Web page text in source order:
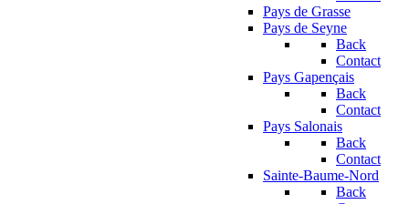
Pays de Grasse
Pays de Seyne
Back
Contact
Pays Gapençais
Back
Contact
Pays Salonais
Back
Contact
Sainte-Baume-Nord
Back